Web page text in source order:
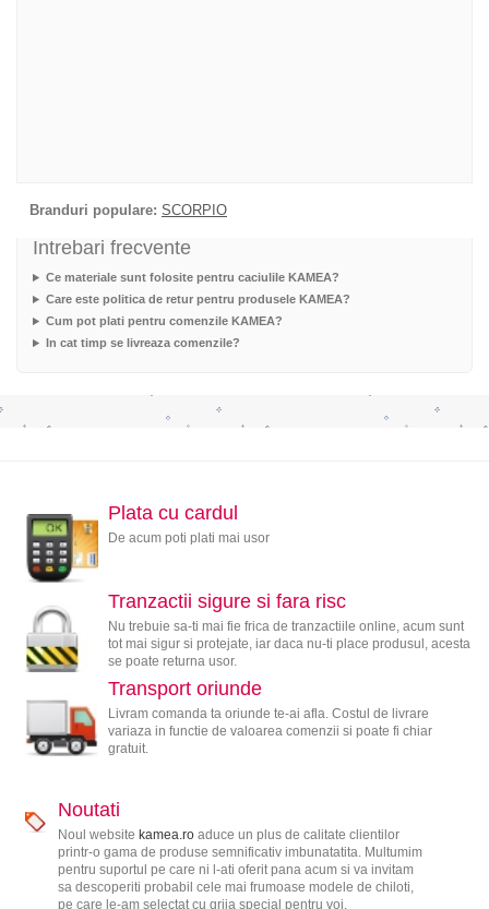
Branduri populare: SCORPIO
Intrebari frecvente
Ce materiale sunt folosite pentru caciulile KAMEA?
Care este politica de retur pentru produsele KAMEA?
Cum pot plati pentru comenzile KAMEA?
In cat timp se livreaza comenzile?
Plata cu cardul
De acum poti plati mai usor
Tranzactii sigure si fara risc
Nu trebuie sa-ti mai fie frica de tranzactiile online, acum sunt
tot mai sigur si protejate, iar daca nu-ti place produsul, acesta
se poate returna usor.
Transport oriunde
Livram comanda ta oriunde te-ai afla. Costul de livrare
variaza in functie de valoarea comenzii si poate fi chiar
gratuit.
Noutati
Noul website kamea.roaduce un plus de calitate clientilor
printr-o gama de produse semnificativ imbunatatita. Multumim
pentru suportul pe care ni l-ati oferit pana acum si va invitam
sa descoperiti probabil cele mai frumoase modele de chiloti,
pe care le-am selectat cu grija special pentru voi.